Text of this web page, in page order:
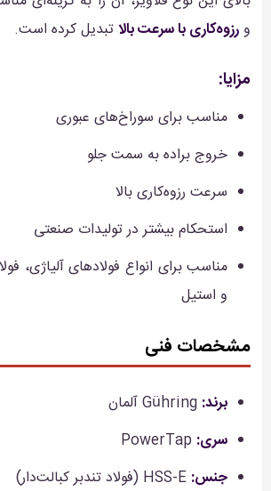
ورزوه‌کاری با سرعت بالاتبدیل کرده است.
مزایا:
مناسب برای سوراخ‌های عبوری
خروج براده به سمت جلو
سرعت رزوه‌کاری بالا
استحکام بیشتر در تولیدات صنعتی
مناسب برای انواع فولادهای آلیاژی،
و استیل
مشخصات فنی
برند:
سری:
جنس: